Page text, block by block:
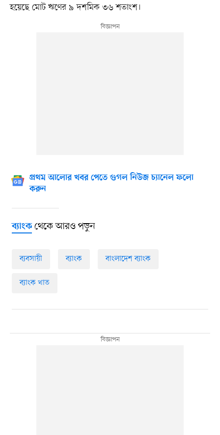
হয়েছে মোট ঋণের ৯ দশমিক ৩৬ শতাংশ।
প্রথম আলোর খবর পেতে গুগল নিউজ চ্যানেল ফলো
করুন
ব্যাংকথেকে আরও পড়ুন
ব্যবসায়ী ব্যাংক বাংলাদেশ ব্যাংক
ব্যাংক খাত